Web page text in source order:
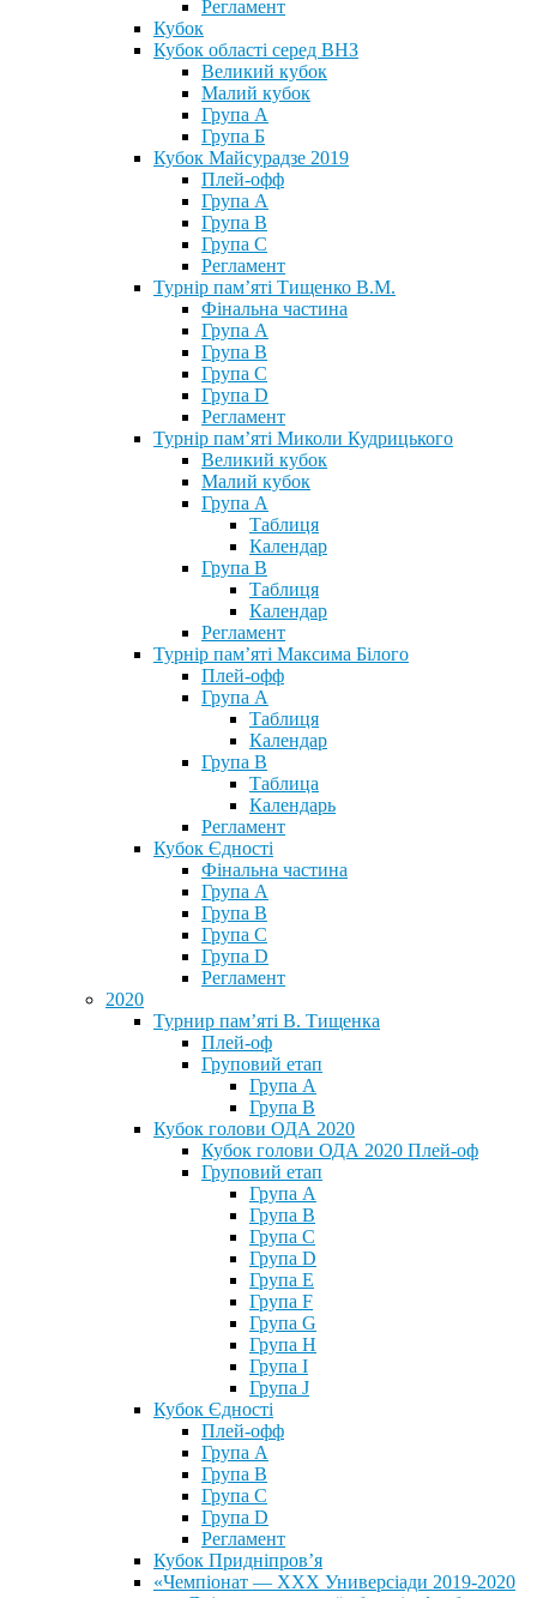
Регламент
Кубок
Кубок області серед ВНЗ
Великий кубок
Малий кубок
Група А
Група Б
Кубок Майсурадзе 2019
Плей-офф
Група А
Група В
Група С
Регламент
Турнір пам’яті Тищенко В.М.
Фінальна частина
Група А
Група В
Група С
Група D
Регламент
Турнір пам’яті Миколи Кудрицького
Великий кубок
Малий кубок
Група А
Таблиця
Календар
Група В
Таблиця
Календар
Регламент
Турнір пам’яті Максима Білого
Плей-офф
Група А
Таблиця
Календар
Група В
Таблица
Календарь
Регламент
Кубок Єдності
Фінальна частина
Група А
Група В
Група С
Група D
Регламент
2020
Турнир пам’яті В. Тищенка
Плей-оф
Груповий етап
Група А
Група В
Кубок голови ОДА 2020
Кубок голови ОДА 2020 Плей-оф
Груповий етап
Група A
Група B
Група C
Група D
Група E
Група F
Група G
Група H
Група I
Група J
Кубок Єдності
Плей-офф
Група А
Група В
Група С
Група D
Регламент
Кубок Придніпров’я
«Чемпіонат — ХХХ Универсіади 2019-2020